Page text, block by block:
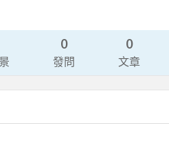
0
發問
0
文章